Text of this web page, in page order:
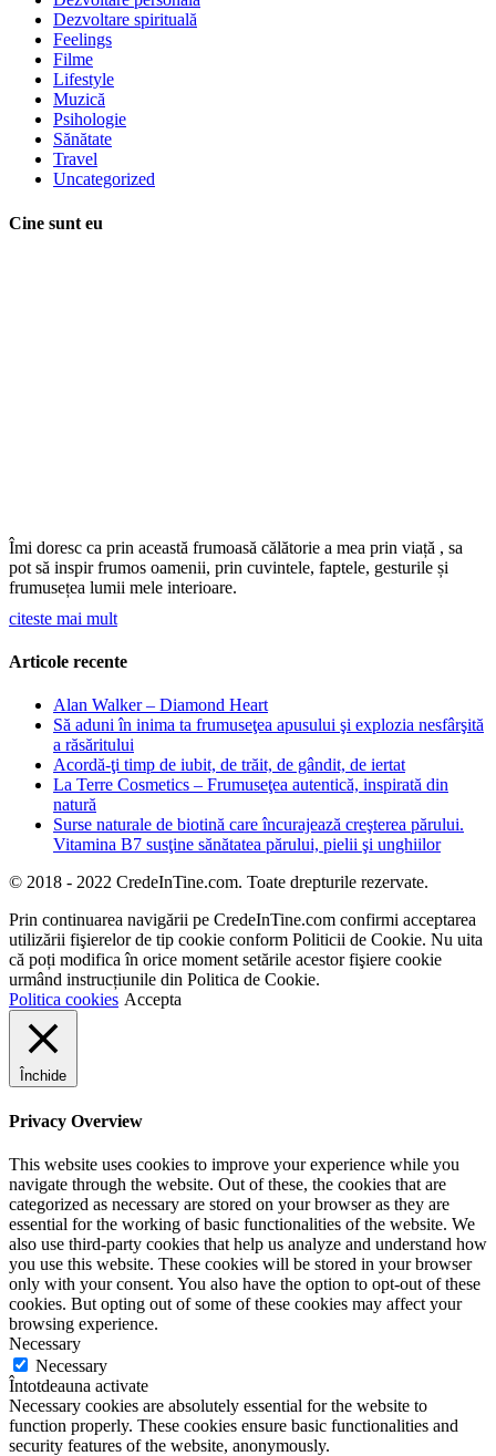
Dezvoltare spirituală
Feelings
Filme
Lifestyle
Muzică
Psihologie
Sănătate
Travel
Uncategorized
Cine sunt eu
Îmi doresc ca prin această frumoasă călătorie a mea prin viață , sa
pot să inspir frumos oamenii, prin cuvintele, faptele, gesturile și
frumusețea lumii mele interioare.
citeste mai mult
Articole recente
Alan Walker – Diamond Heart
Să aduni în inima ta frumuseţea apusului şi explozia nesfârşită
a răsăritului
Acordă-ţi timp de iubit, de trăit, de gândit, de iertat
La Terre Cosmetics – Frumuseţea autentică, inspirată din
natură
Surse naturale de biotină care încurajează creşterea părului.
Vitamina B7 susţine sănătatea părului, pielii şi unghiilor
© 2018 - 2022 CredeInTine.com. Toate drepturile rezervate.
Prin continuarea navigării pe CredeInTine.com confirmi acceptarea
utilizării fişierelor de tip cookie conform Politicii de Cookie. Nu uita
că poți modifica în orice moment setările acestor fişiere cookie
urmând instrucțiunile din Politica de Cookie.
Politica cookies Accepta
Închide
Privacy Overview
This website uses cookies to improve your experience while you
navigate through the website. Out of these, the cookies that are
categorized as necessary are stored on your browser as they are
essential for the working of basic functionalities of the website. We
also use third-party cookies that help us analyze and understand how
you use this website. These cookies will be stored in your browser
only with your consent. You also have the option to opt-out of these
cookies. But opting out of some of these cookies may affect your
browsing experience.
Necessary
Necessary
Întotdeauna activate
Necessary cookies are absolutely essential for the website to
function properly. These cookies ensure basic functionalities and
security features of the website, anonymously.